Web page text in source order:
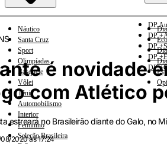
Náutico
Santa Cruz
Sport
Olimpíadas
Basquete
Vôlei
Tênis
Automobilismo
Interior
Feminino
Seleção Brasileira
DP
DP
DP
DP
DP
é novidade
com Atlético
estreará no Brasileirão diante do Galo, no
2020 às 17:24